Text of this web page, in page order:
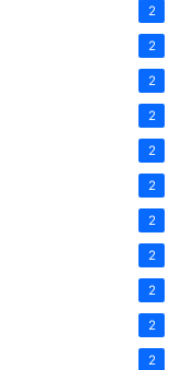
2
2
2
2
2
2
2
2
2
2
2